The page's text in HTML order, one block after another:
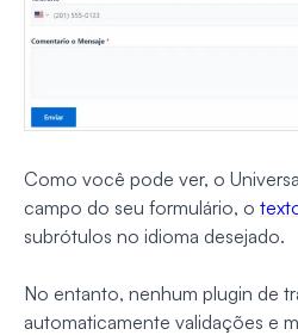
Como você pode ver, o
campo do seu formulário, o
subrótulos no idioma desejado.
No entanto, nenhum plugin de
automaticamente validações e